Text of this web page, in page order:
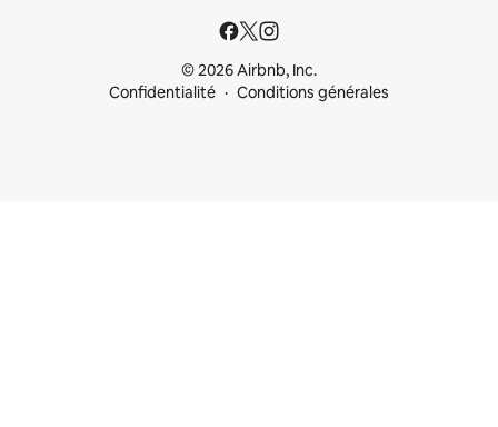
© 2026 Airbnb, Inc.
Confidentialité
Conditions générales